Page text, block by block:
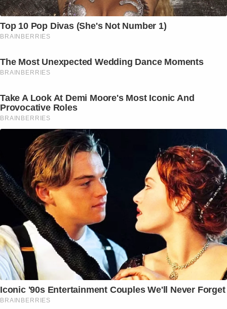
Top 10 Pop Divas (She's Not Number 1)
BRAINBERRIES
The Most Unexpected Wedding Dance Moments
BRAINBERRIES
Take A Look At Demi Moore's Most Iconic And
Provocative Roles
BRAINBERRIES
Iconic '90s Entertainment Couples We'll Never Forget
BRAINBERRIES